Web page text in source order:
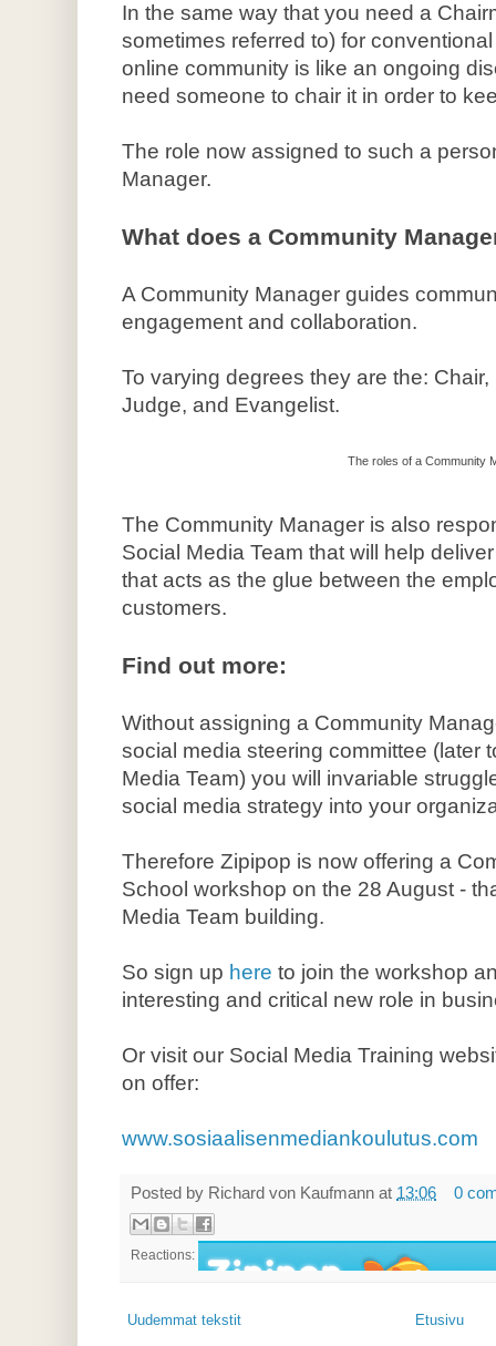
In the same way that you need a
sometimes referred to) for
online community is like an ongoing
need someone to chair it in order to
The role now assigned to such a
Manager.
What does a Community
A Community Manager guides
engagement and collaboration.
To varying degrees they are the:
Judge, and Evangelist.
The roles of a Community
The Community Manager is also
Social Media Team that will help
that acts as the glue between the
customers.
Find out more:
Without assigning a Community
social media steering committee (later
Media Team) you will invariable
social media strategy into your
Therefore Zipipop is now offering a
School workshop on the 28 August -
Media Team building.
So sign up here to join the workshop
interesting and critical new role in
Or visit our Social Media Training
on offer:
www.sosiaalisenmediankoulutus.com
Posted by Richard von Kaufmann at 13:06 0
Reactions:
Uudemmat tekstit Etusivu